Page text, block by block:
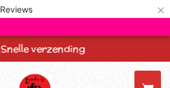
Reviews ×
Snelle verzending